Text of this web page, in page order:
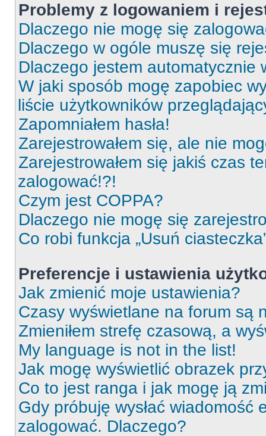
Problemy z logowaniem i
Dlaczego nie mogę się
Dlaczego w ogóle muszę się
Dlaczego jestem automatycznie
W jaki sposób mogę zapobiec
liście użytkowników
Zapomniałem hasła!
Zarejestrowałem się, ale nie
Zarejestrowałem się jakiś czas
zalogować!?!
Czym jest COPPA?
Dlaczego nie mogę się
Co robi funkcja „Usuń
Preferencje i ustawienia
Jak zmienić moje ustawienia?
Czasy wyświetlane na forum są
Zmieniłem strefę czasową, a
My language is not in the list!
Jak mogę wyświetlić obrazek
Co to jest ranga i jak mogę ją
Gdy próbuję wysłać wiadomość
zalogować. Dlaczego?